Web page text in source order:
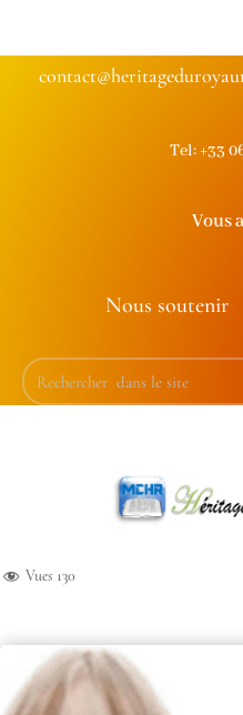
Tel: +33
Vous
Nous soutenir
Vues 130